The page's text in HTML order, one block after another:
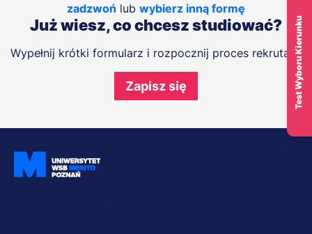
zadzwoń lub wybierz inną formę
Już wiesz, co chcesz studiować?
Wypełnij krótki formularz i rozpocznij proces rekrutacji
Zapisz się Test Wyboru Kierunku